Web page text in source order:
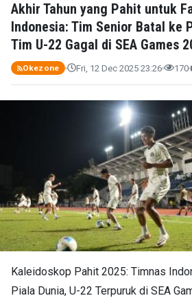
Akhir Tahun yang Pahit untuk
Indonesia: Tim Senior Batal ke
Tim U-22 Gagal di SEA Games
Okezone Fri, 12 Dec 2025 23:26 170
Kaleidoskop Pahit 2025: Timnas
Piala Dunia, U-22 Terpuruk di SEA